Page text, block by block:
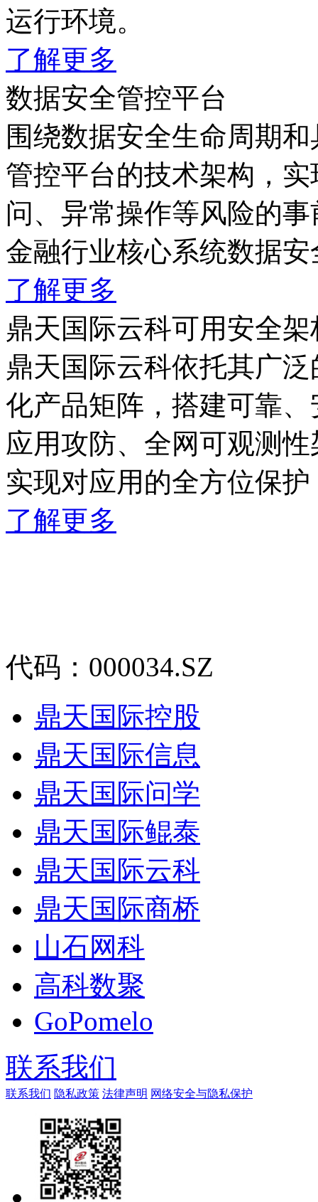
运行环境。
了解更多
数据安全管控平台
围绕数据安全生命周期和
管控平台的技术架构，
问、异常操作等风险的
金融行业核心系统数据安
了解更多
鼎天国际云科可用安全架
鼎天国际云科依托其广
化产品矩阵，搭建可靠
应用攻防、全网可观测
实现对应用的全方位保护
了解更多
代码：000034.SZ
鼎天国际控股
鼎天国际信息
鼎天国际问学
鼎天国际鲲泰
鼎天国际云科
鼎天国际商桥
山石网科
高科数聚
GoPomelo
联系我们
联系我们 隐私政策 法律声明 网络安全与隐私保护